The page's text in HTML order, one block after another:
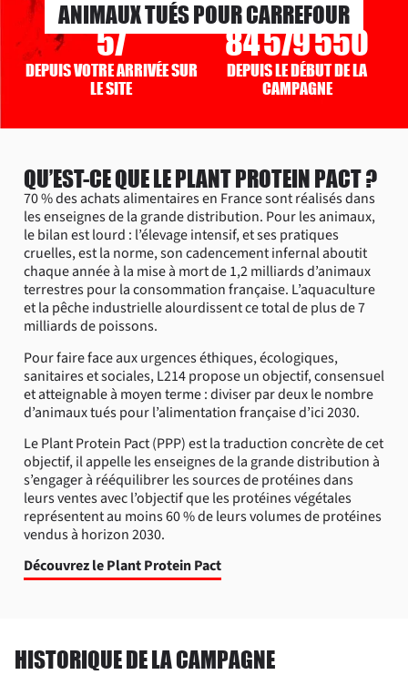
ANIMAUX TUÉS POUR CARREFOUR
61
DEPUIS VOTRE ARRIVÉE SUR
LE SITE
84 579 554
DEPUIS LE DÉBUT DE LA
CAMPAGNE
QU’EST-CE QUE LE PLANT PROTEIN PACT ?
70 % des achats alimentaires en France sont réalisés dans
les enseignes de la grande distribution. Pour les animaux,
le bilan est lourd : l’élevage intensif, et ses pratiques
cruelles, est la norme, son cadencement infernal aboutit
chaque année à la mise à mort de 1,2 milliards d’animaux
terrestres pour la consommation française. L’aquaculture
et la pêche industrielle alourdissent ce total de plus de 7
milliards de poissons.
Pour faire face aux urgences éthiques, écologiques,
sanitaires et sociales, L214 propose un objectif, consensuel
et atteignable à moyen terme : diviser par deux le nombre
d’animaux tués pour l’alimentation française d’ici 2030.
Le Plant Protein Pact (PPP) est la traduction concrète de cet
objectif, il appelle les enseignes de la grande distribution à
s’engager à rééquilibrer les sources de protéines dans
leurs ventes avec l’objectif que les protéines végétales
représentent au moins 60 % de leurs volumes de protéines
vendus à horizon 2030.
Découvrez le Plant Protein Pact
HISTORIQUE DE LA CAMPAGNE